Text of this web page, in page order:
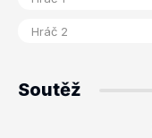
Soutěž